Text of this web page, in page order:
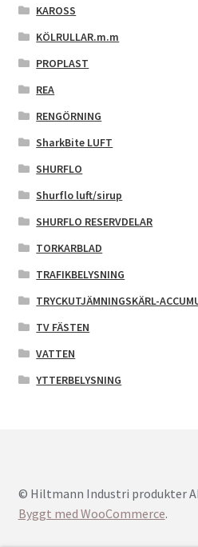
KAROSS
KÖLRULLAR.m.m
PROPLAST
REA
RENGÖRNING
SharkBite LUFT
SHURFLO
Shurflo luft/sirup
SHURFLO RESERVDELAR
TORKARBLAD
TRAFIKBELYSNING
TRYCKUTJÄMNINGSKÄRL-
TV FÄSTEN
VATTEN
YTTERBELYSNING
© Hiltmann Industri produkter
Byggt med WooCommerce.